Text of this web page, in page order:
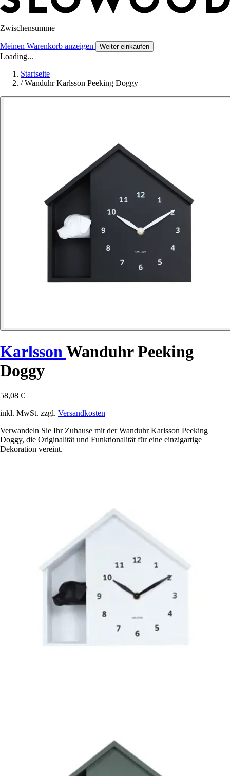
Zwischensumme
Meinen Warenkorb anzeigen Weiter einkaufen
Loading...
Startseite
/ Wanduhr Karlsson Peeking Doggy
Karlsson Wanduhr Peeking
Doggy
58,08 €
inkl. MwSt. zzgl. Versandkosten
Verwandeln Sie Ihr Zuhause mit der Wanduhr Karlsson Peeking
Doggy, die Originalität und Funktionalität für eine einzigartige
Dekoration vereint.